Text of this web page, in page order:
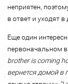
неприятен,
в ответ и уходят в
Еще один
первоначальном
brother is coming
вернется домой в